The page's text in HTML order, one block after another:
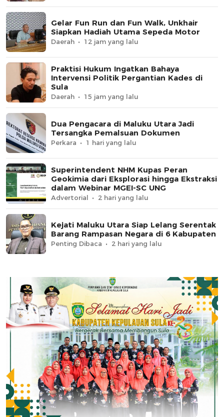
Gelar Fun Run dan Fun Walk, Unkhair
Siapkan Hadiah Utama Sepeda Motor
Daerah 12 jam yang lalu
Praktisi Hukum Ingatkan Bahaya
Intervensi Politik Pergantian Kades di
Sula
Daerah 15 jam yang lalu
Dua Pengacara di Maluku Utara Jadi
Tersangka Pemalsuan Dokumen
Perkara 1 hari yang lalu
Superintendent NHM Kupas Peran
Geokimia dari Eksplorasi hingga Ekstraksi
dalam Webinar MGEI-SC UNG
Advertorial 2 hari yang lalu
Kejati Maluku Utara Siap Lelang Serentak
Barang Rampasan Negara di 6 Kabupaten
Penting Dibaca 2 hari yang lalu